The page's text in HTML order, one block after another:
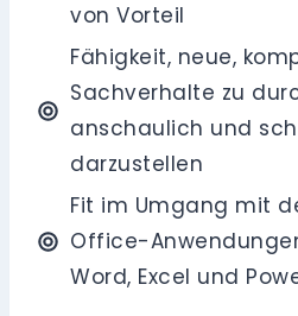
von Vorteil
Fähigkeit, neue,
Sachverhalte zu
anschaulich und
darzustellen
Fit im Umgang mit
Office-
Word, Excel und